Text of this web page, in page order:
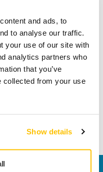
and ads, to
to analyse our traffic.
your use of our site with
analytics partners who
that you’ve
collected from your use
Show details
Lataukset
38 mm
mm